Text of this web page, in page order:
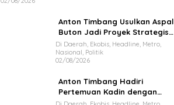
Anton Timbang Usulkan Aspal
Buton Jadi Proyek Strategis
Nasional
Di Daerah, Ekobis, Headline, Metro,
Nasional, Politik
02/08/2026
Anton Timbang Hadiri
Pertemuan Kadin dengan
Presiden Prabowo, Bawa Misi